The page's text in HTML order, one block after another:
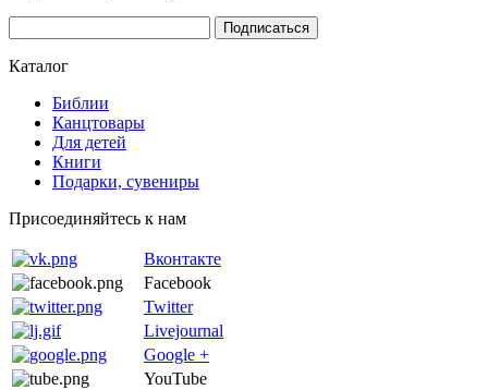
Каталог
Библии
Канцтовары
Для детей
Книги
Подарки, сувениры
Присоединяйтесь к нам
Вконтакте
Facebook
Twitter
Livejournal
Google +
YouTube